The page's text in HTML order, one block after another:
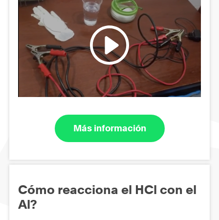
Más información
Cómo reacciona el HCl con el
Al?